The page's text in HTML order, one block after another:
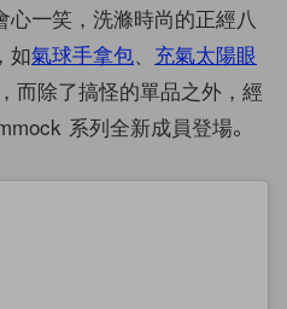
一笑，洗滌時尚的正經八
如氣球手拿包
充氣太陽眼
而除了搞怪的單品之外，經
系列全新成員登場。